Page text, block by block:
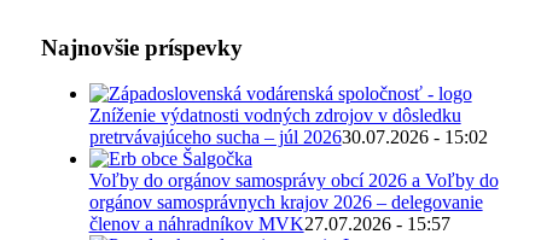
Najnovšie príspevky
Zníženie výdatnosti vodných zdrojov v dôsledku
pretrvávajúceho sucha – júl 202630.07.2026 - 15:02
Voľby do orgánov samosprávy obcí 2026 a Voľby do
orgánov samosprávnych krajov 2026 – delegovanie
členov a náhradníkov MVK27.07.2026 - 15:57